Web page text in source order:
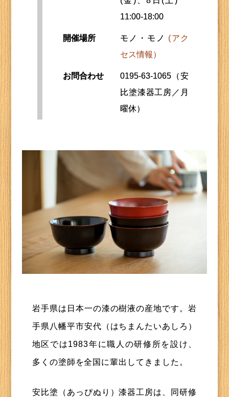
11:00-18:00
開催場所 モノ・モノ (アク
セス情報）
お問合わせ
0195-63-1065（安
比塗漆器工房／月
曜休）
岩手県は日本一の漆の樹液の産地です。岩
手県八幡平市安代（はちまんたいあしろ）
地区では1983年に職人の研修所を設け、
多くの塗師を全国に輩出してきました。
安比塗（あっぴぬり）漆器工房は、同研修